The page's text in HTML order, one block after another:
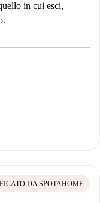
in cui esci,
DA SPOTAHOME